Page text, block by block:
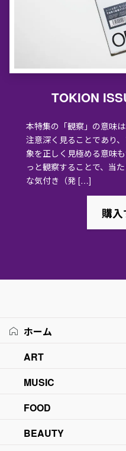
TOKION
本特集の「観察」の意味
注意深く見ることであり
象を正しく見極める意味
っと観察することで、当
な気付き（発 […]
購入
ホーム
ART
MUSIC
FOOD
BEAUTY